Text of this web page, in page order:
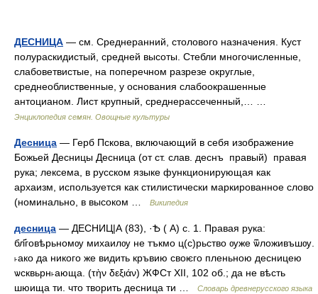
ДЕСНИЦА — см. Среднеранний, столового назначения. Куст
полураскидистый, средней высоты. Стебли многочисленные,
слабоветвистые, на поперечном разрезе округлые,
среднеоблиственные, у основания слабоокрашенные
антоцианом. Лист крупный, среднерассеченный,… …
Энциклопедия семян. Овощные культуры
Десница — Герб Пскова, включающий в себя изображение
Божьей Десницы Десница (от ст. слав. деснъ правый) правая
рука; лексема, в русском языке функционирующая как
архаизм, используется как стилистически маркированное слово
(номинально, в высоком …
Википедия
десница — ДЕСНИЦ|А (83), ·Ѣ ( А) с. 1. Правая рука:
бл҃говѣрьномѹ михаилѹ не тъкмо ц(с)рьство ѹже ѿложивъшѹ.
˫ако да никого же видить кръвию своѥго пленьною десницею
ѡсквьрн˫ающа. (τὴν δεξιάν) ЖФСт XII, 102 об.; да не вѣсть
шюища ти. что творить десница ти …
Словарь древнерусского языка